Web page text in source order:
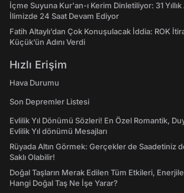
İçme Suyuna Kur'an-ı Kerim Dinletiliyor: 31 Yıllık
İlimizde 24 Saat Devam Ediyor
Fatih Altaylı’dan Çok Konuşulacak İddia: ROK
Küçük’ün Adını Verdi
Hızlı Erişim
Hava Durumu
Son Depremler Listesi
Evlilik Yıl Dönümü Sözleri! En Özel Romantik,
Evlilik Yıl dönümü Mesajları
Rüyada Altın Görmek: Gerçekler de Saadetiniz
Saklı Olabilir!
Doğal Taşların Merak Edilen Tüm Etkileri,
Hangi Doğal Taş Ne İşe Yarar?